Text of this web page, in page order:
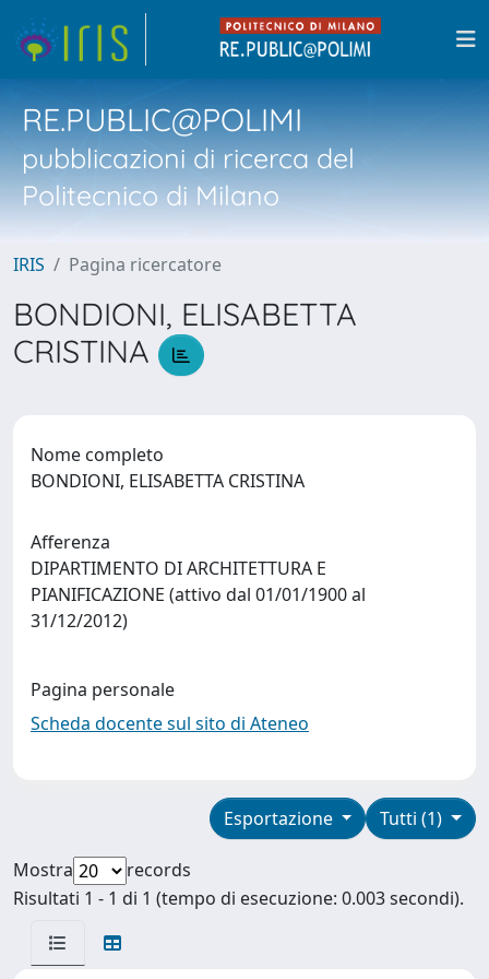
RE.PUBLIC@POLIMI
pubblicazioni di ricerca del
Politecnico di Milano
IRIS Pagina ricercatore
BONDIONI, ELISABETTA
CRISTINA
Nome completo
BONDIONI, ELISABETTA CRISTINA
Afferenza
DIPARTIMENTO DI ARCHITETTURA E
PIANIFICAZIONE (attivo dal 01/01/1900 al
31/12/2012)
Pagina personale
Scheda docente sul sito di Ateneo
Tutti (1)
Esportazione
Mostra
records
Risultati 1 - 1 di 1 (tempo di esecuzione: 0.003 secondi).